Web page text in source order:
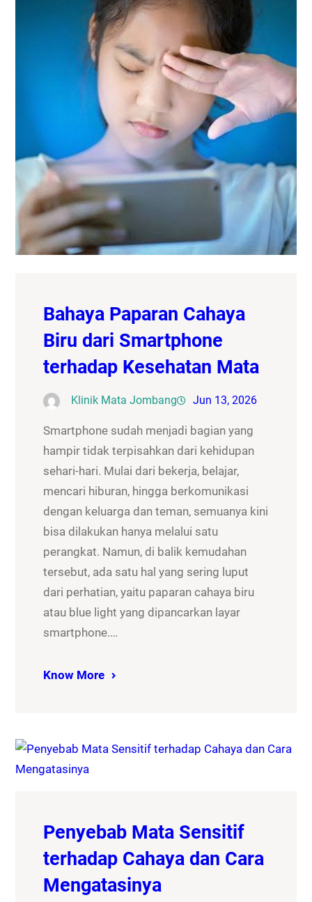
Bahaya Paparan Cahaya
Biru dari Smartphone
terhadap Kesehatan Mata
Klinik Mata Jombang Jun 13, 2026
Smartphone sudah menjadi bagian yang
hampir tidak terpisahkan dari kehidupan
sehari-hari. Mulai dari bekerja, belajar,
mencari hiburan, hingga berkomunikasi
dengan keluarga dan teman, semuanya kini
bisa dilakukan hanya melalui satu
perangkat. Namun, di balik kemudahan
tersebut, ada satu hal yang sering luput
dari perhatian, yaitu paparan cahaya biru
atau blue light yang dipancarkan layar
smartphone.…
Know More
Penyebab Mata Sensitif
terhadap Cahaya dan Cara
Mengatasinya